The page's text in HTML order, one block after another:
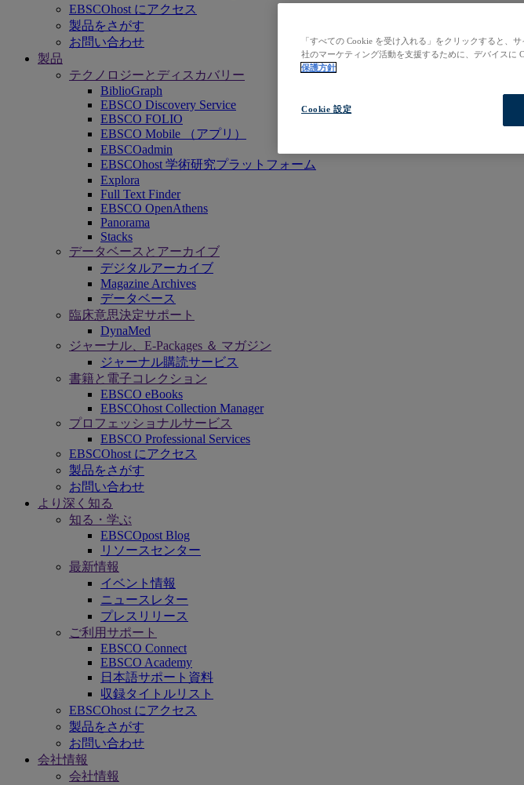
EBSCOhost にアクセス
製品をさがす
お問い合わせ
製品
テクノロジーとディスカバリー
BiblioGraph
EBSCO Discovery Service
EBSCO FOLIO
EBSCO Mobile （アプリ）
EBSCOadmin
EBSCOhost 学術研究プラットフォーム
Explora
Full Text Finder
EBSCO OpenAthens
Panorama
Stacks
データベースとアーカイブ
デジタルアーカイブ
Magazine Archives
データベース
臨床意思決定サポート
DynaMed
ジャーナル、E-Packages ＆ マガジン
ジャーナル購読サービス
書籍と電子コレクション
EBSCO eBooks
EBSCOhost Collection Manager
プロフェッショナルサービス
EBSCO Professional Services
EBSCOhost にアクセス
製品をさがす
お問い合わせ
より深く知る
知る・学ぶ
EBSCOpost Blog
リソースセンター
最新情報
イベント情報
ニュースレター
プレスリリース
ご利用サポート
EBSCO Connect
EBSCO Academy
日本語サポート資料
収録タイトルリスト
EBSCOhost にアクセス
製品をさがす
お問い合わせ
会社情報
会社情報
「すべての Cookie を受け入れる」をクリックすると、
社のマーケティング活動を支援するために、デバイスに
保護方針
Cookie 設定